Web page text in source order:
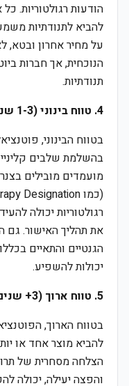
הודעות רגולטוריות. כל
להביא לתנודתיות
על מחיר אחרון ובטא,
הנוכחית, אך חברות
תנודתיות.
4. טווח בינוני (1-3 שנים):
בטווח הבינוני,
מועמדים מובילים
רגולטוריות יכולה
את תהליך האישור. גם
הגנטיים והתאיים
יכולות להשפיע.
5. טווח ארוך (3+ שנים):
להביא מוצר אחד או
הצלחה מסחרית של
והפצה יעילה, יכולה